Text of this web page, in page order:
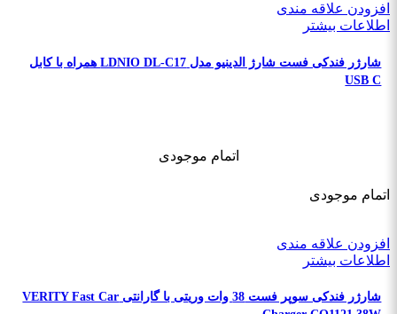
افزودن علاقه مندی
اطلاعات بیشتر
شارژر فندکی فست شارژ الدینیو مدل LDNIO DL-C17 همراه با کابل
USB C
اتمام موجودی
اتمام موجودی
افزودن علاقه مندی
اطلاعات بیشتر
شارژر فندکی سوپر فست 38 وات وریتی با گارانتی VERITY Fast Car